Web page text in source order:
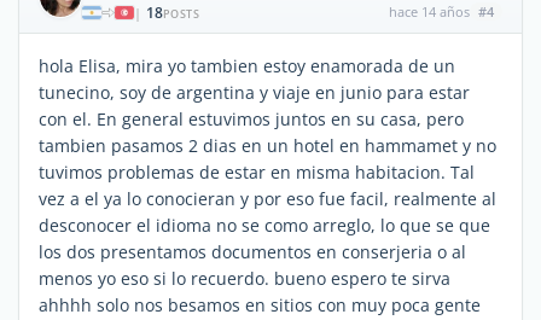
| 18POSTS hace 14 años #4
hola Elisa, mira yo tambien estoy enamorada de un
tunecino, soy de argentina y viaje en junio para estar
con el. En general estuvimos juntos en su casa, pero
tambien pasamos 2 dias en un hotel en hammamet y no
tuvimos problemas de estar en misma habitacion. Tal
vez a el ya lo conocieran y por eso fue facil, realmente al
desconocer el idioma no se como arreglo, lo que se que
los dos presentamos documentos en conserjeria o al
menos yo eso si lo recuerdo. bueno espero te sirva
ahhhh solo nos besamos en sitios con muy poca gente